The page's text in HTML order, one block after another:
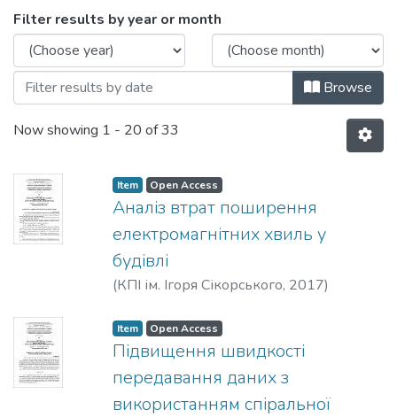
Browsing Секція С. Електромагнітна
Filter results by year or month
Browse
Now showing 1 - 20 of 33
Item Open Access
Аналіз втрат поширення
електромагнітних хвиль у
будівлі
(КПІ ім. Ігоря Сікорського, 2017)
Item Open Access
Підвищення швидкості
передавання даних з
використанням спіральної